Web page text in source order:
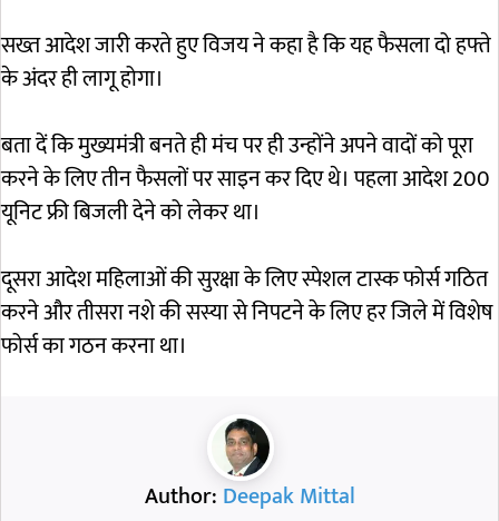
सख्त आदेश जारी करते हुए विजय ने कहा है कि यह फैसला दो हफ्ते
के अंदर ही लागू होगा।
बता दें कि मुख्यमंत्री बनते ही मंच पर ही उन्होंने अपने वादों को पूरा
करने के लिए तीन फैसलों पर साइन कर दिए थे। पहला आदेश 200
यूनिट फ्री बिजली देने को लेकर था।
दूसरा आदेश महिलाओं की सुरक्षा के लिए स्पेशल टास्क फोर्स गठित
करने और तीसरा नशे की सस्या से निपटने के लिए हर जिले में विशेष
फोर्स का गठन करना था।
Author: Deepak Mittal